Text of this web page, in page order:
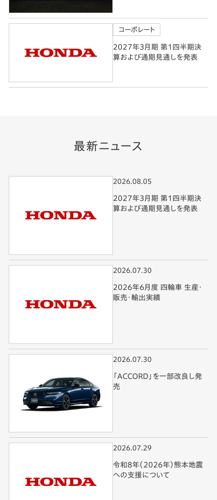
コーポレート
2027年3月期 第1四半期決
算および通期見通しを発表
最新ニュース
2026.08.05
2027年3月期 第1四半期決
算および通期見通しを発表
2026.07.30
2026年6月度 四輪車 生産・
販売・輸出実績
2026.07.30
「ACCORD」を一部改良し発
売
2026.07.29
令和8年（2026年）熊本地震
への支援について